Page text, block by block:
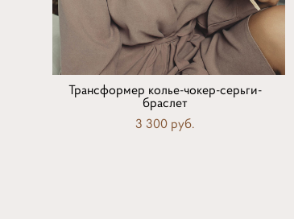
Трансформер колье-чокер-серьги-
браслет
3 300 pуб.